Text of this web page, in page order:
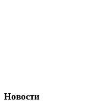
Новости